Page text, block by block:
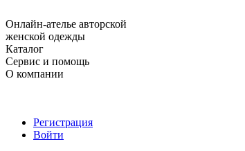
Онлайн-ателье авторской
женской одежды
Каталог
Сервис и помощь
О компании
Регистрация
Войти